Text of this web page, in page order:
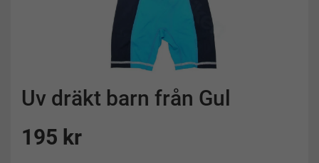
Uv dräkt barn från Gul
195 kr